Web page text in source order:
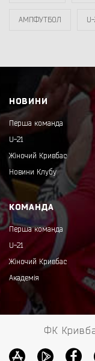
АМПФУТБОЛ
НОВИНИ
Перша команда
U-21
Жіночий Кривбас
Новини Клубу
КОМАНДА
Перша команда
U-21
Жіночий Кривбас
Академія
ФК